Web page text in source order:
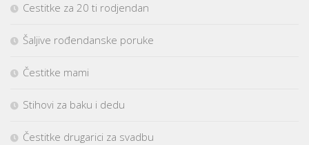
Cestitke za 20 ti rodjendan
Šaljive rođendanske poruke
Čestitke mami
Stihovi za baku i dedu
Čestitke drugarici za svadbu